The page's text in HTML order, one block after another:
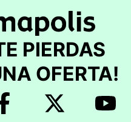
PIERDAS
OFERTA!